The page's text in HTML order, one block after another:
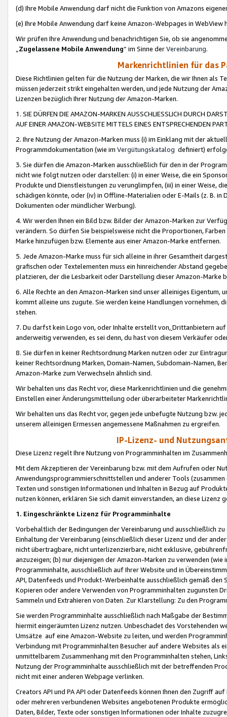
(d) Ihre Mobile Anwendung darf nicht die Funktion von Amazons
(e) Ihre Mobile Anwendung darf keine Amazon-Webpages in WebView
Wir prüfen Ihre Anwendung und benachrichtigen Sie, ob sie
„Zugelassene Mobile Anwendung“ im Sinne derVereinbarung.
Markenrichtlinien für das
Diese Richtlinien gelten für die Nutzung der Marken, die wir Ihnen als
müssen jederzeit strikt eingehalten werden, und jede Nutzung der
Lizenzen bezüglich Ihrer Nutzung der Amazon-Marken.
1. SIE DÜRFEN DIE AMAZON-MARKEN AUSSCHLIESSLICH DURCH
AUF EINER AMAZON-WEBSITE MITTELS EINES ENTSPRECHENDEN
2. Ihre Nutzung der Amazon-Marken muss (i) im Einklang mit der
Programmdokumentation (wie im Vergütungskatalog definiert)
3. Sie dürfen die Amazon-Marken ausschließlich für den in der
nicht wie folgt nutzen oder darstellen: (i) in einer Weise, die ein
Produkte und Dienstleistungen zu verunglimpfen, (iii) in einer Weise,
schädigen könnte, oder (iv) in Offline-Materialien oder E-Mails (z. B. in
Dokumenten oder mündlicher Werbung).
4. Wir werden Ihnen ein Bild bzw. Bilder der Amazon-Marken zur
verändern. So dürfen Sie beispielsweise nicht die Proportionen,
Marke hinzufügen bzw. Elemente aus einer Amazon-Marke entfernen.
5. Jede Amazon-Marke muss für sich alleine in ihrer Gesamtheit
grafischen oder Textelementen muss ein hinreichender Abstand
platzieren, der die Lesbarkeit oder Darstellung dieser Amazon-Marke
6. Alle Rechte an den Amazon-Marken sind unser alleiniges
kommt alleine uns zugute. Sie werden keine Handlungen vornehmen,
stehen.
7. Du darfst kein Logo von, oder Inhalte erstellt von,Drittanbietern auf
anderweitig verwenden, es sei denn, du hast von diesem Verkäufer
8. Sie dürfen in keiner Rechtsordnung Marken nutzen oder zur
keiner Rechtsordnung Marken, Domain-Namen, Subdomain-Namen,
Amazon-Marke zum Verwechseln ähnlich sind.
Wir behalten uns das Recht vor, diese Markenrichtlinien und die
Einstellen einer Änderungsmitteilung oder überarbeiteter
Wir behalten uns das Recht vor, gegen jede unbefugte Nutzung bzw.
unserem alleinigen Ermessen angemessene Maßnahmen zu ergreifen.
IP-Lizenz- und
Diese Lizenz regelt Ihre Nutzung von Programminhalten im
Mit dem Akzeptieren der Vereinbarung bzw. mit dem Aufrufen oder
Anwendungsprogrammierschnittstellen und anderer Tools (zusammen
Texten und sonstigen Informationen und Inhalten in Bezug auf
nutzen können, erklären Sie sich damit einverstanden, an diese Lizenz
1. Eingeschränkte Lizenz für Programminhalte
Vorbehaltlich der Bedingungen der Vereinbarung und ausschließlich
Einhaltung der Vereinbarung (einschließlich dieser Lizenz und der
nicht übertragbare, nicht unterlizenzierbare, nicht exklusive,
anzuzeigen; (b) nur diejenigen der Amazon-Marken zu verwenden
Programminhalte, ausschließlich auf Ihrer Website und in
API, Datenfeeds und Produkt-Werbeinhalte ausschließlich gemäß
Kopieren oder andere Verwenden von Programminhalten zugunsten
Sammeln und Extrahieren von Daten. Zur Klarstellung: Zu den
Sie werden Programminhalte ausschließlich nach Maßgabe der
hiermit eingeräumten Lizenz nutzen. Unbeschadet des Vorstehenden
Umsätze auf eine Amazon-Website zu leiten, und werden
Verbindung mit Programminhalten Besucher auf andere Websites als
unmittelbarem Zusammenhang mit den Programminhalten stehen,
Nutzung der Programminhalte ausschließlich mit der betreffenden
nicht mit einer anderen Webpage verlinken.
Creators API und PA API oder Datenfeeds können Ihnen den Zugriff
oder mehreren verbundenen Websites angebotenen Produkte
Daten, Bilder, Texte oder sonstigen Informationen oder Inhalte